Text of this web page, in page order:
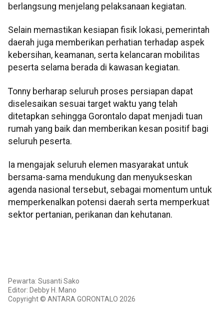
berlangsung menjelang pelaksanaan kegiatan.
Selain memastikan kesiapan fisik lokasi, pemerintah
daerah juga memberikan perhatian terhadap aspek
kebersihan, keamanan, serta kelancaran mobilitas
peserta selama berada di kawasan kegiatan.
Tonny berharap seluruh proses persiapan dapat
diselesaikan sesuai target waktu yang telah
ditetapkan sehingga Gorontalo dapat menjadi tuan
rumah yang baik dan memberikan kesan positif bagi
seluruh peserta.
Ia mengajak seluruh elemen masyarakat untuk
bersama-sama mendukung dan menyukseskan
agenda nasional tersebut, sebagai momentum untuk
memperkenalkan potensi daerah serta memperkuat
sektor pertanian, perikanan dan kehutanan.
Pewarta: Susanti Sako
Editor: Debby H. Mano
Copyright © ANTARA GORONTALO 2026